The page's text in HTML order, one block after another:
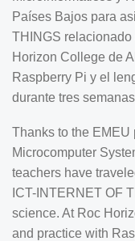
Países Bajos para
THINGS
Horizon College de
Raspberry Pi y el
durante tres
Thanks to the EMEU
Microcomputer
teachers have
ICT-INTERNET OF
science. At Roc
and practice with